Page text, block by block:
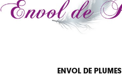
ENVOL DE PLUMES